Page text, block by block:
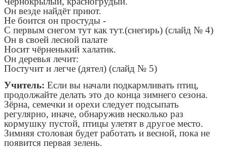
Он везде найдёт приют.
Не боится он простуды -
С первым снегом тут как тут.(снегирь) (слайд № 4)
Он в своей лесной палате
Носит чёрненький халатик.
Он деревья лечит:
Постучит и легче (дятел) (слайд № 5)
Учитель: Если вы начали подкармливать птиц,
продолжайте делать это до конца зимнего сезона.
Зёрна, семечки и орехи следует подсыпать
регулярно, иначе, обнаружив несколько раз
кормушку пустой, птицы улетят в другое место.
Зимняя столовая будет работать и весной, пока не
появится первая зелень.